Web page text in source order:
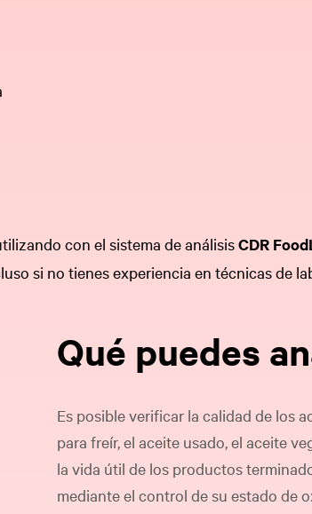
con el sistema de análisisCDR
si no tienes experiencia en técnicas de
Qué puedes
Es posible verificar la calidad de los
para freír, el aceite usado, el aceite
la vida útil de los productos
mediante el control de su estado de